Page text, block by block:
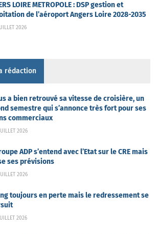
LOIRE METROPOLE : DSP gestion et
de l’aéroport Angers Loire 2028-2035
2026
rédaction
a bien retrouvé sa vitesse de croisière, un
semestre qui s’annonce très fort pour ses
commerciaux
2026
ADP s’entend avec l’Etat sur le CRE mais
ses prévisions
2026
toujours en perte mais le redressement se
2026